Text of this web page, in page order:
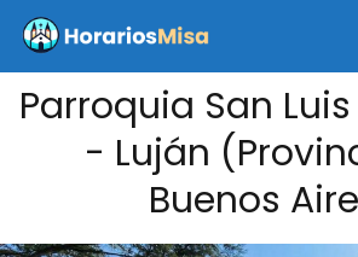
Parroquia San
- Luján
Buenos